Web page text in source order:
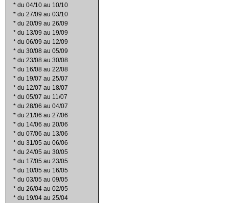
* du 04/10 au 10/10
* du 27/09 au 03/10
* du 20/09 au 26/09
* du 13/09 au 19/09
* du 06/09 au 12/09
* du 30/08 au 05/09
* du 23/08 au 30/08
* du 16/08 au 22/08
* du 19/07 au 25/07
* du 12/07 au 18/07
* du 05/07 au 11/07
* du 28/06 au 04/07
* du 21/06 au 27/06
* du 14/06 au 20/06
* du 07/06 au 13/06
* du 31/05 au 06/06
* du 24/05 au 30/05
* du 17/05 au 23/05
* du 10/05 au 16/05
* du 03/05 au 09/05
* du 26/04 au 02/05
* du 19/04 au 25/04